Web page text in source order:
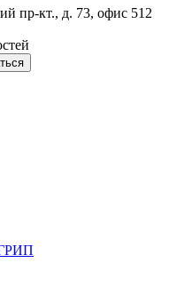
пр-кт., д. 73, офис 512